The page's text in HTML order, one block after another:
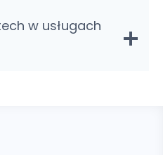
w usługach